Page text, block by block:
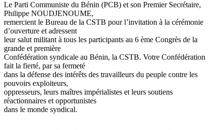
Le Parti Communiste du Bénin (PCB) et son Premier Secrétaire,
Philippe NOUDJENOUME,
remercient le Bureau de la CSTB pour l’invitation à la cérémonie
d’ouverture et adressent
leur salut militant à tous les participants au 6 ème Congrès de la
grande et première
Confédération syndicale au Bénin, la CSTB. Votre Confédération
fait la fierté, par sa fermeté
dans la défense des intérêts des travailleurs du peuple contre les
pouvoirs exploiteurs,
oppresseurs, leurs maîtres impérialistes et leurs soutiens
réactionnaires et opportunistes
dans le monde syndical.